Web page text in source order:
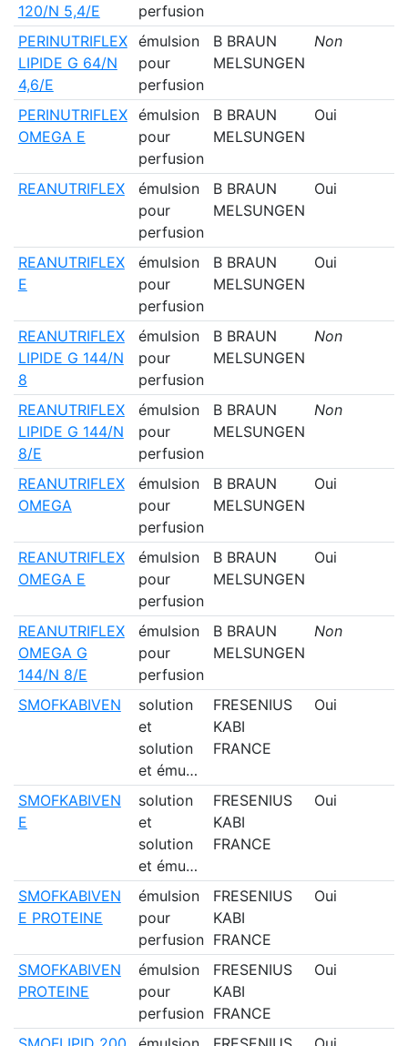
120/N 5,4/E
perfusion
PERINUTRIFLEX
LIPIDE G 64/N
4,6/E
émulsion
pour
perfusion
B BRAUN
MELSUNGEN
Non
PERINUTRIFLEX
OMEGA E
émulsion
pour
perfusion
B BRAUN
MELSUNGEN
Oui
REANUTRIFLEX
émulsion
pour
perfusion
B BRAUN
MELSUNGEN
Oui
REANUTRIFLEX
E
émulsion
pour
perfusion
B BRAUN
MELSUNGEN
Oui
REANUTRIFLEX
LIPIDE G 144/N
8
émulsion
pour
perfusion
B BRAUN
MELSUNGEN
Non
REANUTRIFLEX
LIPIDE G 144/N
8/E
émulsion
pour
perfusion
B BRAUN
MELSUNGEN
Non
REANUTRIFLEX
OMEGA
émulsion
pour
perfusion
B BRAUN
MELSUNGEN
Oui
REANUTRIFLEX
OMEGA E
émulsion
pour
perfusion
B BRAUN
MELSUNGEN
Oui
REANUTRIFLEX
OMEGA G
144/N 8/E
émulsion
pour
perfusion
B BRAUN
MELSUNGEN
Non
SMOFKABIVEN
solution
et
solution
et ému…
FRESENIUS
KABI
FRANCE
Oui
SMOFKABIVEN
E
solution
et
solution
et ému…
FRESENIUS
KABI
FRANCE
Oui
SMOFKABIVEN
E PROTEINE
émulsion
pour
perfusion
FRESENIUS
KABI
FRANCE
Oui
SMOFKABIVEN
PROTEINE
émulsion
pour
perfusion
FRESENIUS
KABI
FRANCE
Oui